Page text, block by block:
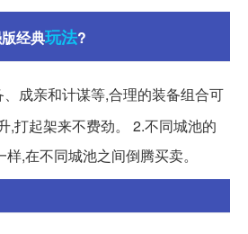
经典玩法?
成亲和计谋等,合理的装备组合可
,打起架来不费劲。 2.不同城池的
,在不同城池之间倒腾买卖。